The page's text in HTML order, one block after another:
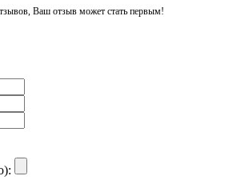
Ваш отзыв может стать первым!